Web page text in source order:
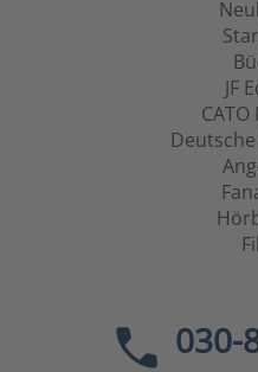
JF
030-